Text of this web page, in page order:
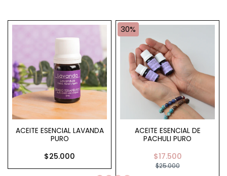
ACEITE ESENCIAL LAVANDA
PURO
$25.000
30%
ACEITE ESENCIAL DE
PACHULI PURO
$17.500
$25.000